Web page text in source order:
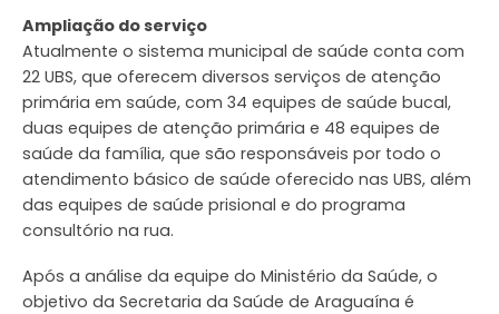
Ampliação do serviço
Atualmente o sistema municipal de saúde conta com
22 UBS, que oferecem diversos serviços de atenção
primária em saúde, com 34 equipes de saúde bucal,
duas equipes de atenção primária e 48 equipes de
saúde da família, que são responsáveis por todo o
atendimento básico de saúde oferecido nas UBS, além
das equipes de saúde prisional e do programa
consultório na rua.
Após a análise da equipe do Ministério da Saúde, o
objetivo da Secretaria da Saúde de Araguaína é